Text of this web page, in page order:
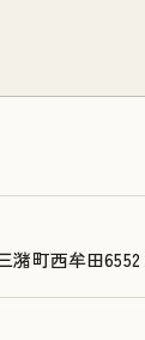
潴町西牟田6552